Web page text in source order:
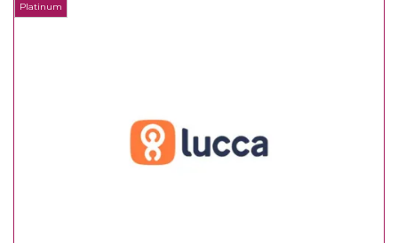
Platinum